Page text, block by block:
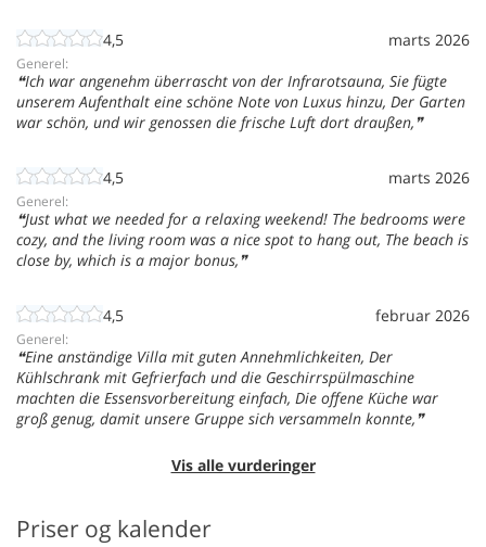
4,5 marts 2026
Generel:
Ich war angenehm überrascht von der Infrarotsauna, Sie fügte
unserem Aufenthalt eine schöne Note von Luxus hinzu, Der Garten
war schön, und wir genossen die frische Luft dort draußen,
4,5 marts 2026
Generel:
Just what we needed for a relaxing weekend! The bedrooms were
cozy, and the living room was a nice spot to hang out, The beach is
close by, which is a major bonus,
4,5 februar 2026
Generel:
Eine anständige Villa mit guten Annehmlichkeiten, Der
Kühlschrank mit Gefrierfach und die Geschirrspülmaschine
machten die Essensvorbereitung einfach, Die offene Küche war
groß genug, damit unsere Gruppe sich versammeln konnte,
Vis alle vurderinger
Priser og kalender